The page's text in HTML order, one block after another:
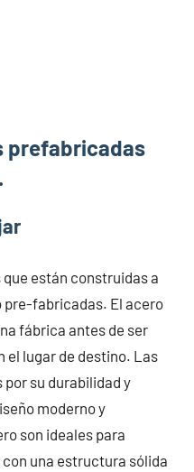
prefabricadas
están construidas a
fabricadas. El acero
fábrica antes de ser
el lugar de destino. Las
su durabilidad y
moderno y
son ideales para
una estructura sólida